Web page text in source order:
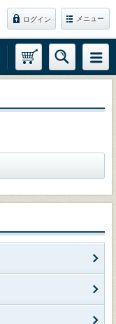
ログイン メニュー